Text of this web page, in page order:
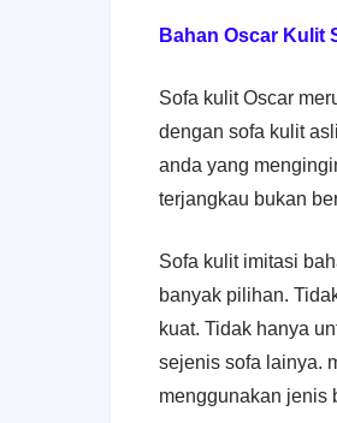
Bahan Oscar Kulit
Sofa kulit Oscar
dengan sofa kulit
anda yang
terjangkau bukan
Sofa kulit imitasi
banyak pilihan.
kuat. Tidak hanya
sejenis sofa lainya.
menggunakan jenis